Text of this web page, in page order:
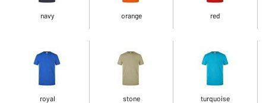
navy orange red
royal stone turquoise